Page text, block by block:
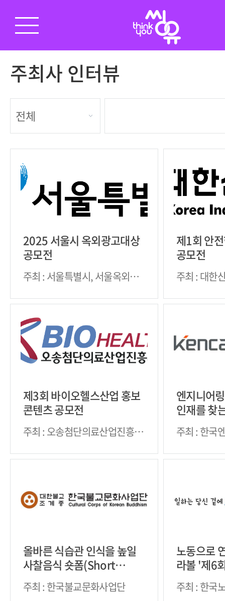
주최사 인터뷰
2025 서울시 옥외광고대상
공모전
주최 : 서울특별시, 서울옥외광
제1회 안
공모전
주최 : 대한
제3회 바이오헬스산업 홍보
콘텐츠 공모전
주최 : 오송첨단의료산업진흥재
엔지니어
인재를 찾
링 온라인
주최 : 한국
올바른 식습관 인식을 높일
사찰음식 숏폼(Short
Form) 영상 공모전
주최 : 한국불교문화사업단
노동으로
라볼 '제6
문화제'
주최 : 한국